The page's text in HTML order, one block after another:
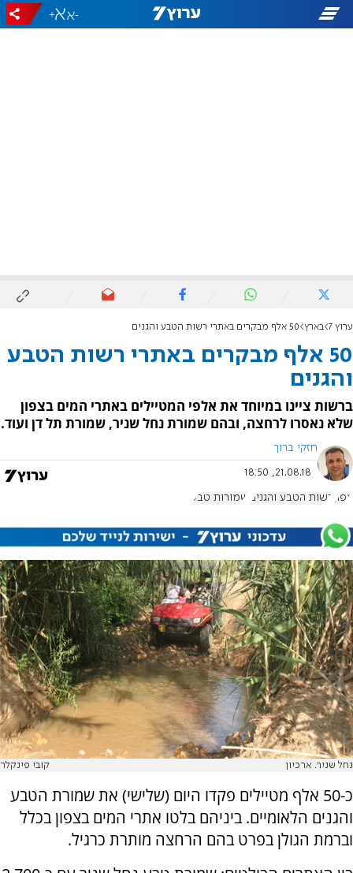
-
+
ערוץ 7 בארץ 50 אלף מבקרים באתרי רשות הטבע והגנים
50 אלף מבקרים באתרי רשות הטבע
והגנים
ברשות ציינו במיוחד את אלפי המטיילים באתרי המים בצפון
שלא נאסרו לרחצה, ובהם שמורת נחל שניר, שמורת תל דן ועוד.
חזקי ברוך
21.08.18, 18:50
צפון רשות הטבע והגנים שמורות טבע
נחל שניר. ארכיון קובי פינקלר
כ-50 אלף מטיילים פקדו היום (שלישי) את שמורת הטבע
והגנים הלאומיים. ביניהם בלטו אתרי המים בצפון בכלל
וברמת הגולן בפרט בהם הרחצה מותרת כרגיל.